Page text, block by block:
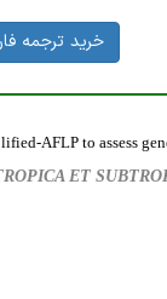
خرید ترجمه
AFLP to assess
ET